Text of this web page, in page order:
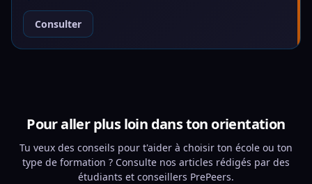
Consulter
Pour aller plus loin dans ton orientation
Tu veux des conseils pour t'aider à choisir ton école ou ton
type de formation ? Consulte nos articles rédigés par des
étudiants et conseillers PrePeers.